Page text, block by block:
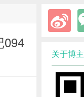
094
关于博主